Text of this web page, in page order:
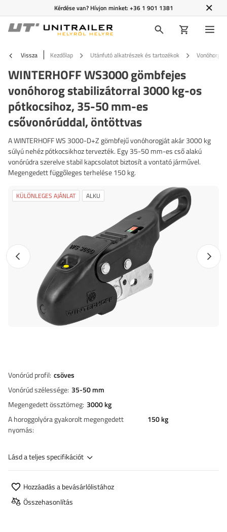
Kérdése van? Hívjon minket:+36 1 901 1381
Vissza Kezdőlap Utánfutó alkatrészek és tartozékok
WINTERHOFF WS3000 gömbfejes
vonóhorog stabilizátorral 3000 kg-os
pótkocsihoz, 35-50 mm-es
csővonórúddal, öntöttvas
A WINTERHOFF WS 3000-D+Z gömbfejű vonóhorogját akár 3000 kg
súlyú nehéz pótkocsikhoz tervezték. Egy 35-50 mm-es cső alakú
vonórúdra szerelve stabil kapcsolatot biztosít a vontató járművel.
Megengedett függőleges terhelése 150 kg.
Előző fotó
KÜLÖNLEGES AJÁNLAT ALKU
Vonórúd profil csöves
Vonórúd szélessége 35-50 mm
Megengedett össztömeg 3000 kg
A horoggolyóra gyakorolt megengedett
nyomás
150 kg
Lásd a teljes specifikációt
Hozzáadás a bevásárlólistához
Összehasonlítás